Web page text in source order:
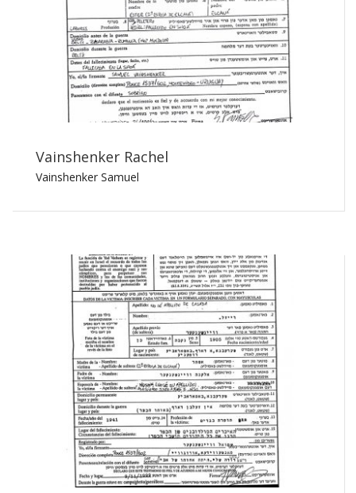
Vainshenker Rachel
Vainshenker Samuel